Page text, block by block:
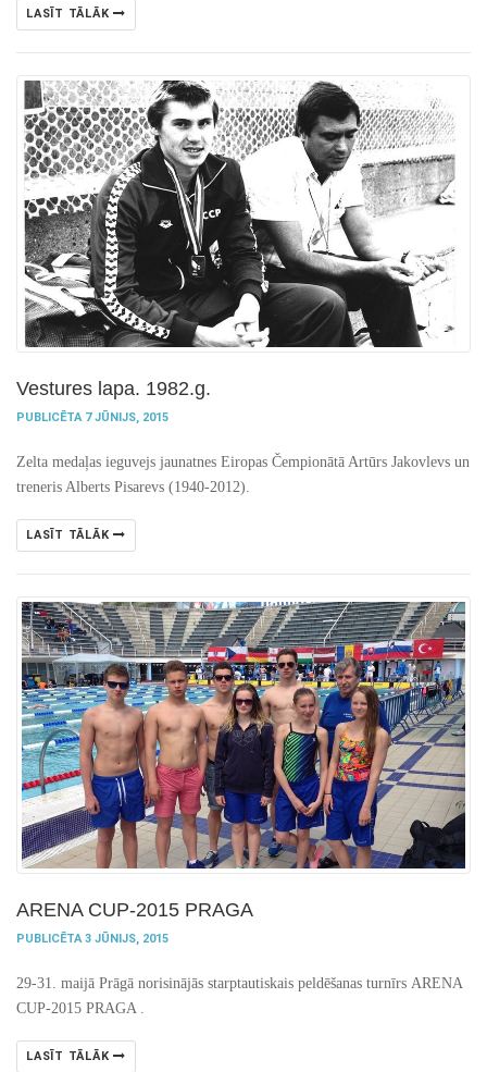
LASĪT TĀLĀK
Vestures lapa. 1982.g.
PUBLICĒTA 7 JŪNIJS, 2015
Zelta medaļas ieguvejs jaunatnes Eiropas Čempionātā Artūrs Jakovlevs un
treneris Alberts Pisarevs (1940-2012).
LASĪT TĀLĀK
ARENA CUP-2015 PRAGA
PUBLICĒTA 3 JŪNIJS, 2015
29-31. maijā Prāgā norisinājās starptautiskais peldēšanas turnīrs ARENA
CUP-2015 PRAGA .
LASĪT TĀLĀK